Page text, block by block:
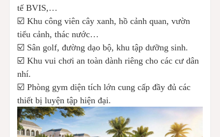
tế BVIS,…
☑️ Khu công viên cây xanh, hồ cảnh quan, vườn
tiểu cảnh, thác nước…
☑️ Sân golf, đường dạo bộ, khu tập dưỡng sinh.
☑️ Khu vui chơi an toàn dành riêng cho các cư dân
nhí.
☑️ Phòng gym diện tích lớn cung cấp đầy đủ các
thiết bị luyện tập hiện đại.